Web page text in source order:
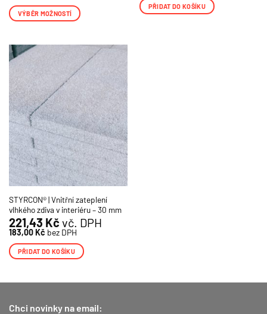
VÝBĚR MOŽNOSTÍ
má
více
variant.
Možnosti
lze
vybrat
na
stránce
produktu
PŘIDAT DO KOŠÍKU
STYRCON® | Vnitřní zateplení
vlhkého zdiva v interiéru – 30 mm
221,43 Kč vč. DPH
183,00Kč bez DPH
PŘIDAT DO KOŠÍKU
Chci novinky na email: